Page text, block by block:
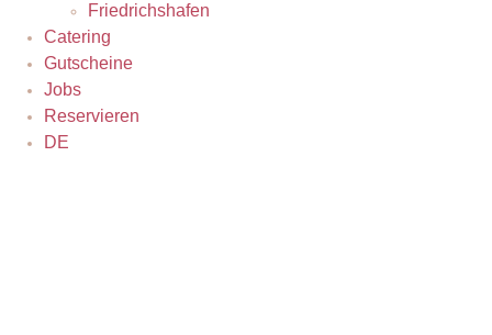
Friedrichshafen
Catering
Gutscheine
Jobs
Reservieren
DE